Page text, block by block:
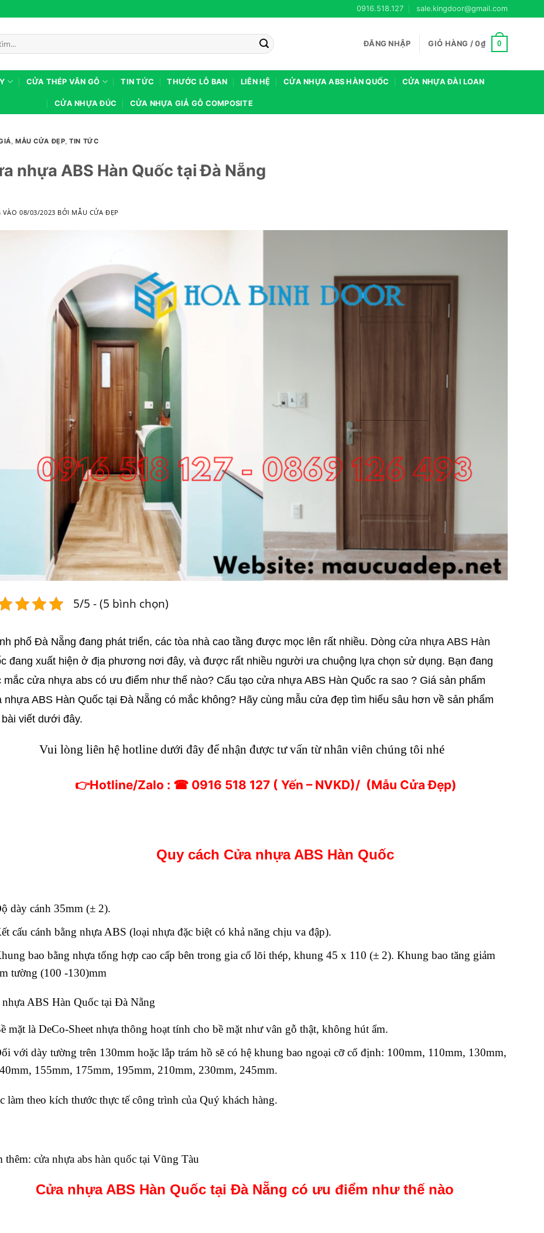
0916.518.127 sale.kingdoor@gmail.com
ĐĂNG NHẬP GIỎ HÀNG /0₫ 0
CỬA THÉP VÂN GỖ TIN TỨC THƯỚC LỖ BAN LIÊN HỆ CỬA NHỰA ABS HÀN QUỐC CỬA NHỰA ĐÀI LOAN
CỬA NHỰA ĐÚC CỬA NHỰA GIẢ GỖ COMPOSITE
,MẪU CỬA ĐẸP,TIN TỨC
nhựa ABS Hàn Quốc tại Đà Nẵng
VÀO08/03/2023 BỞI MẪU CỬA ĐẸP
5/5 - (5 bình chọn)
phố Đà Nẵng đang phát triển, các tòa nhà cao tầng được mọc lên rất nhiều. Dòng cửa nhựa ABS Hàn
đang xuất hiện ở địa phương nơi đây, và được rất nhiều người ưa chuộng lựa chọn sử dụng. Bạn đang
mắc cửa nhựa abs có ưu điểm như thế nào? Cấu tạo cửa nhựa ABS Hàn Quốc ra sao ? Giá sản phẩm
nhựa ABS Hàn Quốc tại Đà Nẵng có mắc không? Hãy cùng mẫu cửa đẹp tìm hiểu sâu hơn về sản phẩm
viết dưới đây.
Vui lòng liên hệ hotline dưới đây để nhận được tư vấn từ nhân viên chúng tôi nhé
👉Hotline/Zalo : ☎ 0916 518 127 ( Yến – NVKD)/ (Mẫu Cửa Đẹp)
Quy cách Cửa nhựa ABS Hàn Quốc
dày cánh 35mm (± 2).
cấu cánh bằng nhựa ABS (loại nhựa đặc biệt có khả năng chịu va đập).
bao bằng nhựa tổng hợp cao cấp bên trong gia cố lõi thép, khung 45 x 110 (± 2). Khung bao tăng giảm
tường (100 -130)mm
nhựa ABS Hàn Quốc tại Đà Nẵng
mặt là DeCo-Sheet nhựa thông hoạt tính cho bề mặt như vân gỗ thật, không hút ẩm.
với dày tường trên 130mm hoặc lắp trám hồ sẽ có hệ khung bao ngoại cỡ cố định: 100mm, 110mm, 130mm,
155mm, 175mm, 195mm, 210mm, 230mm, 245mm.
làm theo kích thước thực tế công trình của Quý khách hàng.
thêm: cửa nhựa abs hàn quốc tại Vũng Tàu
Cửa nhựa ABS Hàn Quốc tại Đà Nẵng có ưu điểm như thế nào